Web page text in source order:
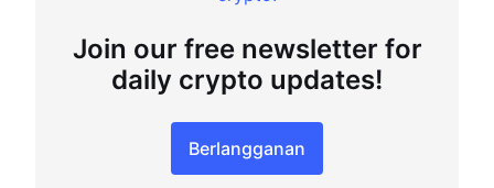
Join our free newsletter for
daily crypto updates!
Berlangganan